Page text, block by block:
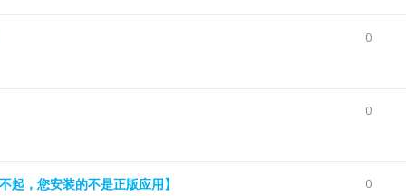
0
0
，您安装的不是正版应用】 0